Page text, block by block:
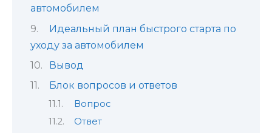
автомобилем
Идеальный план быстрого старта по
уходу за автомобилем
Вывод
Блок вопросов и ответов
Вопрос
Ответ